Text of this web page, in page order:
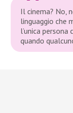
Il cinema? No,
linguaggio che
l’unica
quando